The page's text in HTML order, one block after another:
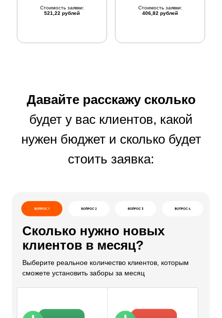
Стоимость заявки:
521,22 рублей
Стоимость заявки:
406,82 рублей
Давайте расскажу сколько
будет у вас клиентов, какой
нужен бюджет и сколько будет
стоить заявка:
Выберите реальное количество клиентов, которым
сможете установить заборы за месяц
Сколько нужно новых
клиентов в месяц?